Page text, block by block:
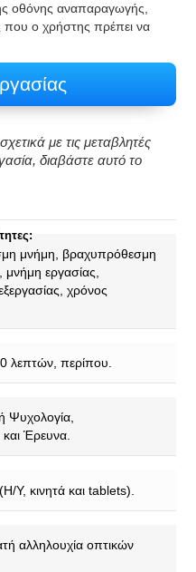
οθόνης αναπαραγωγής,
που ο χρήστης πρέπει να
με τις μεταβλητές
διαβάστε αυτό το
μνήμη, βραχυπρόθεσμη
εργασίας,
χρόνος
λεπτών, περίπου.
Ψυχολογία,
και Έρευνα.
Υ, κινητά και tablets).
αλληλουχία οπτικών